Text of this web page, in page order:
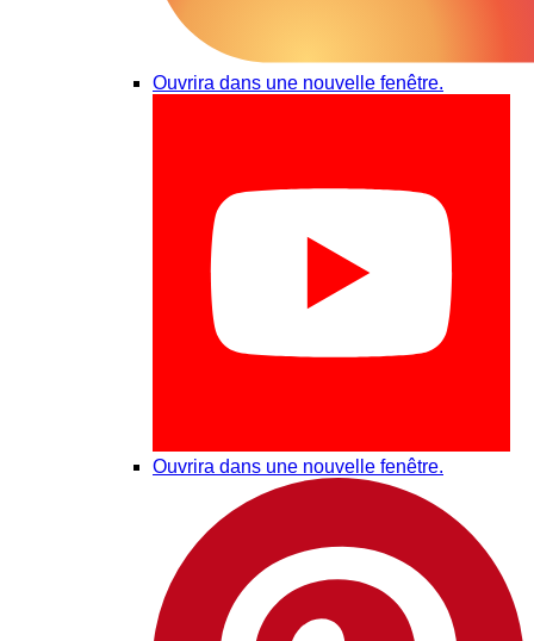
Ouvrira dans une nouvelle fenêtre.
Ouvrira dans une nouvelle fenêtre.